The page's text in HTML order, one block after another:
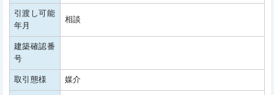
引渡し可能
年月
相談
建築確認番
号
取引態様 媒介